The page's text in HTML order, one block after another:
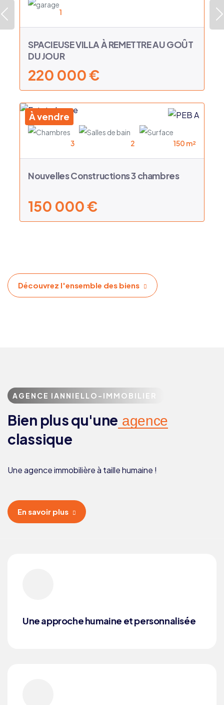
1
SPACIEUSE VILLA À REMETTRE AU GOÛT
DU JOUR
220 000 €
À vendre
3 2 150 m²
Nouvelles Constructions 3 chambres
150 000 €
Précédent
Découvrez l'ensemble des biens
AGENCE IANNIELLO-IMMOBILIER
Bien plus qu'une agence
classique
Une agence immobilière à taille humaine !
En savoir plus
Une approche humaine et personnalisée